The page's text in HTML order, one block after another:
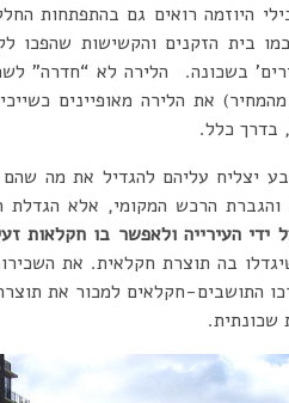
היוזמה רואים גם בהתפתחות
בית הזקנים והקשישות שהפכו
בשכונה. הלירה לא “חדרה”
לכבד (בהיקף של עד 10% מהמחיר) את הלירה
בדרך כלל.
יצליח עליהם להגדיל את מה
והגברת הרכש המקומי, אלא הגדלת
ידי העירייה ולאפשר בו חקלאות
בה תוצרת חקלאית. את
התושבים-חקלאים למכור את
שכונתית.